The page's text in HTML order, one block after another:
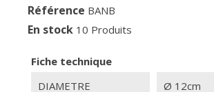
Référence BANB
En stock 10 Produits
Fiche technique
DIAMETRE
Ø 12cm